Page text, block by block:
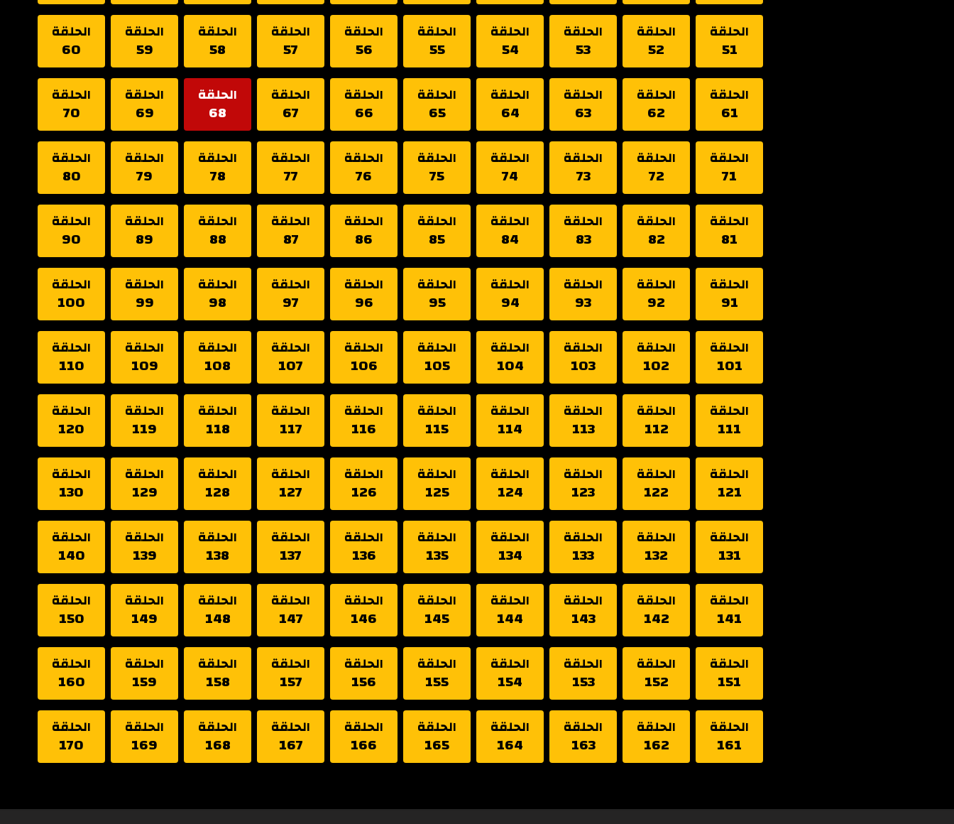
الحلقة
51
الحلقة
52
الحلقة
53
الحلقة
54
الحلقة
55
الحلقة
56
الحلقة
57
الحلقة
58
الحلقة
59
الحلقة
60
الحلقة
61
الحلقة
62
الحلقة
63
الحلقة
64
الحلقة
65
الحلقة
66
الحلقة
67
الحلقة
68
الحلقة
69
الحلقة
70
الحلقة
71
الحلقة
72
الحلقة
73
الحلقة
74
الحلقة
75
الحلقة
76
الحلقة
77
الحلقة
78
الحلقة
79
الحلقة
80
الحلقة
81
الحلقة
82
الحلقة
83
الحلقة
84
الحلقة
85
الحلقة
86
الحلقة
87
الحلقة
88
الحلقة
89
الحلقة
90
الحلقة
91
الحلقة
92
الحلقة
93
الحلقة
94
الحلقة
95
الحلقة
96
الحلقة
97
الحلقة
98
الحلقة
99
الحلقة
100
الحلقة
101
الحلقة
102
الحلقة
103
الحلقة
104
الحلقة
105
الحلقة
106
الحلقة
107
الحلقة
108
الحلقة
109
الحلقة
110
الحلقة
111
الحلقة
112
الحلقة
113
الحلقة
114
الحلقة
115
الحلقة
116
الحلقة
117
الحلقة
118
الحلقة
119
الحلقة
120
الحلقة
121
الحلقة
122
الحلقة
123
الحلقة
124
الحلقة
125
الحلقة
126
الحلقة
127
الحلقة
128
الحلقة
129
الحلقة
130
الحلقة
131
الحلقة
132
الحلقة
133
الحلقة
134
الحلقة
135
الحلقة
136
الحلقة
137
الحلقة
138
الحلقة
139
الحلقة
140
الحلقة
141
الحلقة
142
الحلقة
143
الحلقة
144
الحلقة
145
الحلقة
146
الحلقة
147
الحلقة
148
الحلقة
149
الحلقة
150
الحلقة
151
الحلقة
152
الحلقة
153
الحلقة
154
الحلقة
155
الحلقة
156
الحلقة
157
الحلقة
158
الحلقة
159
الحلقة
160
الحلقة
161
الحلقة
162
الحلقة
163
الحلقة
164
الحلقة
165
الحلقة
166
الحلقة
167
الحلقة
168
الحلقة
169
الحلقة
170